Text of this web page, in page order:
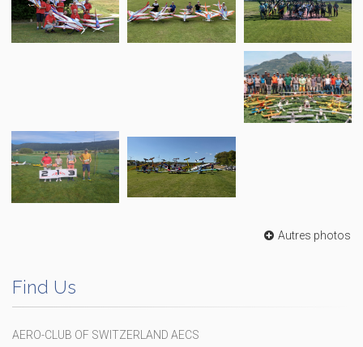
Autres photos
Find Us
AERO-CLUB OF SWITZERLAND AECS